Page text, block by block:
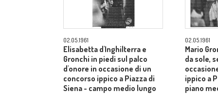
02.05.1961
Elisabetta d'Inghilterra e
Gronchi in piedi sul palco
d'onore in occasione di un
concorso ippico a Piazza di
Siena - campo medio lungo
02.05.1961
Mario
da sole,
ippico a
piano